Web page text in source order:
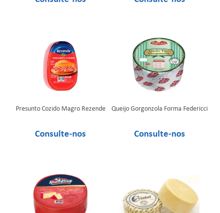
Presunto Cozido Magro Rezende Queijo Gorgonzola Forma Federicci